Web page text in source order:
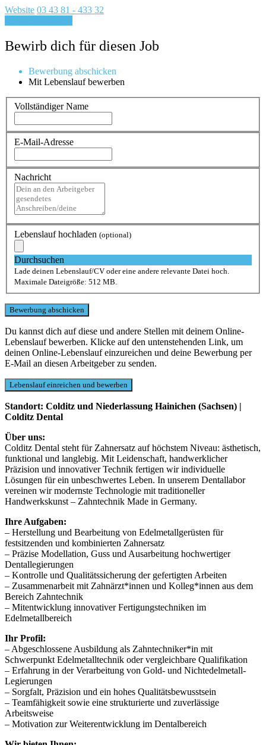
Website 03 43 81 - 433 32
Bewirb dich für diesen Job
Bewerbung abschicken
Mit Lebenslauf bewerben
Vollständiger Name
E-Mail-Adresse
Nachricht
Lebenslauf hochladen (optional)
Durchsuchen
Lade deinen Lebenslauf/CV oder eine andere relevante Datei hoch.
Maximale Dateigröße: 512 MB.
Du kannst dich auf diese und andere Stellen mit deinem Online-
Lebenslauf bewerben. Klicke auf den untenstehenden Link, um
deinen Online-Lebenslauf einzureichen und deine Bewerbung per
E-Mail an diesen Arbeitgeber zu senden.
Standort: Colditz und Niederlassung Hainichen (Sachsen) |
Colditz Dental
Über uns:
Colditz Dental steht für Zahnersatz auf höchstem Niveau: ästhetisch,
funktional und langlebig. Mit Leidenschaft, handwerklicher
Präzision und innovativer Technik fertigen wir individuelle
Lösungen für ein unbeschwertes Leben. In unserem Dentallabor
vereinen wir modernste Technologie mit traditioneller
Handwerkskunst – Zahntechnik Made in Germany.
Ihre Aufgaben:
– Herstellung und Bearbeitung von Edelmetallgerüsten für
festsitzenden und kombinierten Zahnersatz
– Präzise Modellation, Guss und Ausarbeitung hochwertiger
Dentallegierungen
– Kontrolle und Qualitätssicherung der gefertigten Arbeiten
– Zusammenarbeit mit Zahnärzt*innen und Kolleg*innen aus dem
Bereich Zahntechnik
– Mitentwicklung innovativer Fertigungstechniken im
Edelmetallbereich
Ihr Profil:
– Abgeschlossene Ausbildung als Zahntechniker*in mit
Schwerpunkt Edelmetalltechnik oder vergleichbare Qualifikation
– Erfahrung in der Verarbeitung von Gold- und Nichtedelmetall-
Legierungen
– Sorgfalt, Präzision und ein hohes Qualitätsbewusstsein
– Teamfähigkeit sowie eine strukturierte und zuverlässige
Arbeitsweise
– Motivation zur Weiterentwicklung im Dentalbereich